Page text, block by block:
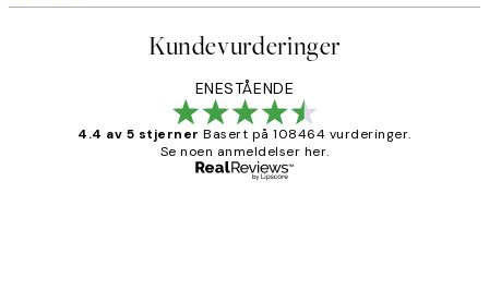
Kundevurderinger
ENESTÅENDE
4.4 av 5 stjerner Basert på 108464 vurderinger.
Se noen anmeldelser her.